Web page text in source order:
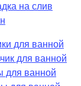
на слив
для ванной
для ванной
для ванной